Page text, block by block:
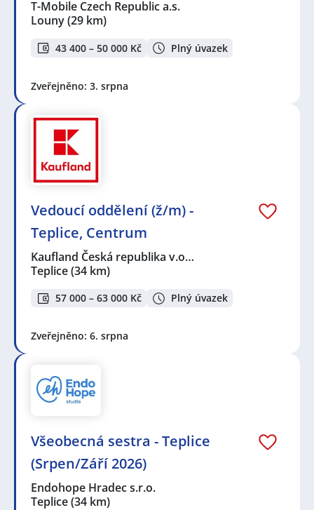
T-Mobile Czech Republic a.s.
Louny(29 km)
43 400 – 50 000 Kč Plný úvazek
Zveřejněno: 3. srpna
Vedoucí oddělení (ž/m) -
Teplice, Centrum
Kaufland Česká republika v.o…
Teplice(34 km)
57 000 – 63 000 Kč Plný úvazek
Zveřejněno: 6. srpna
Všeobecná sestra - Teplice
(Srpen/Září 2026)
Endohope Hradec s.r.o.
Teplice(34 km)